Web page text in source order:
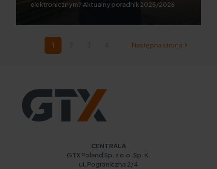
elektronicznym? Aktualny poradnik 2025/2026
1 Następna strona
CENTRALA
GTX Poland Sp. z o.o. Sp. K.
ul. Pograniczna 2/4